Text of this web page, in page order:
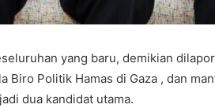
yang baru, demikian
Biro Politik Hamas di Gaza , dan
dua kandidat utama.